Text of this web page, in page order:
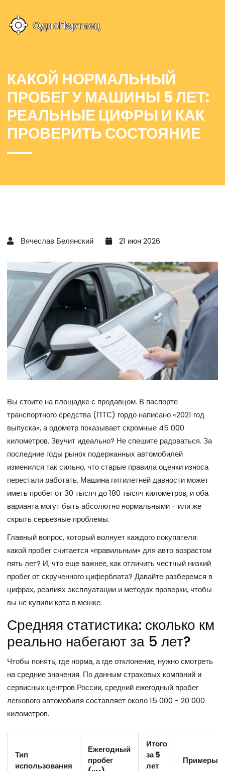
КАКОЙ НОРМАЛЬНЫЙ
ПРОБЕГ У МАШИНЫ 5 ЛЕТ:
РЕАЛЬНЫЕ ЦИФРЫ И КАК
ПРОВЕРИТЬ СОСТОЯНИЕ
Вячеслав Белянский 21 июн 2026
Вы стоите на площадке с продавцом. В паспорте
транспортного средства (ПТС) гордо написано «2021 год
выпуска», а одометр показывает скромные 45 000
километров. Звучит идеально? Не спешите радоваться. За
последние годы рынок подержанных автомобилей
изменился так сильно, что старые правила оценки износа
перестали работать. Машина пятилетней давности может
иметь пробег от 30 тысяч до 180 тысяч километров, и оба
варианта могут быть абсолютно нормальными - или же
скрыть серьезные проблемы.
Главный вопрос, который волнует каждого покупателя:
какой пробег считается «правильным» для авто возрастом
пять лет? И, что еще важнее, как отличить честный низкий
пробег от скрученного циферблата? Давайте разберемся в
цифрах, реалиях эксплуатации и методах проверки, чтобы
вы не купили кота в мешке.
Средняя статистика: сколько км
реально набегают за 5 лет?
Чтобы понять, где норма, а где отклонение, нужно смотреть
на средние значения. По данным страховых компаний и
сервисных центров России, средний ежегодный пробег
легкового автомобиля составляет около 15 000 - 20 000
километров.
Тип
использования
Ежегодный
пробег
Итого
за 5
лет
Примеры